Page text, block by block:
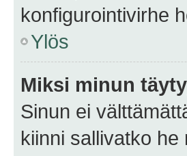
konfigurointivirhe
Ylös
Miksi minun
Sinun ei
kiinni sallivatko